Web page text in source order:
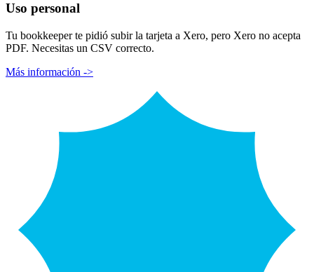
Uso personal
Tu bookkeeper te pidió subir la tarjeta a Xero, pero Xero no acepta
PDF. Necesitas un CSV correcto.
Más información ->